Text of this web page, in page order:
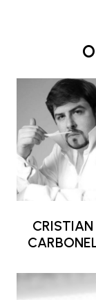
CRISTIAN